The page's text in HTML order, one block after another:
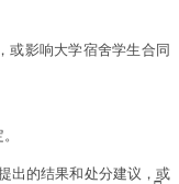
或影响大学宿舍学生合同
出的结果和处分建议，或